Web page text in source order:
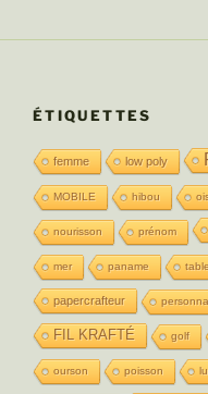
ÉTIQUETTES
femme low poly
MOBILE hibou
nourisson prénom
mer paname
papercrafteur
FIL KRAFTÉ golf
ourson poisson